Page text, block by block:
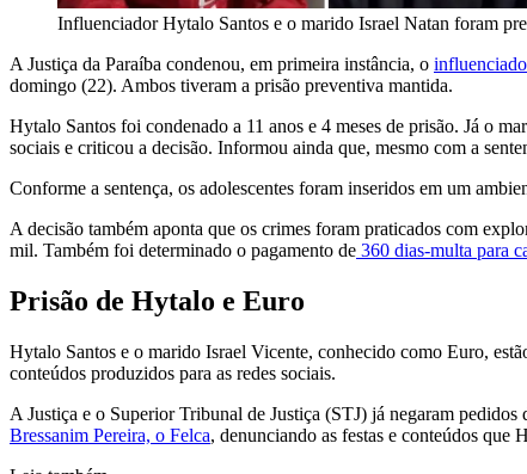
Influenciador Hytalo Santos e o marido Israel Natan foram
A Justiça da Paraíba condenou, em primeira instância, o
domingo (22). Ambos tiveram a prisão preventiva mantida.
Hytalo Santos foi condenado a 11 anos e 4 meses de prisão. Já o
sociais e criticou a decisão. Informou ainda que, mesmo com a
Conforme a sentença, os adolescentes foram inseridos em um
A decisão também aponta que os crimes foram praticados com
mil. Também foi determinado o pagamento de 360 dias-multa para
Prisão de Hytalo e Euro
Hytalo Santos e o marido Israel Vicente, conhecido como Euro,
conteúdos produzidos para as redes sociais.
A Justiça e o Superior Tribunal de Justiça (STJ) já negaram
Bressanim Pereira, o Felca, denunciando as festas e conteúdos que